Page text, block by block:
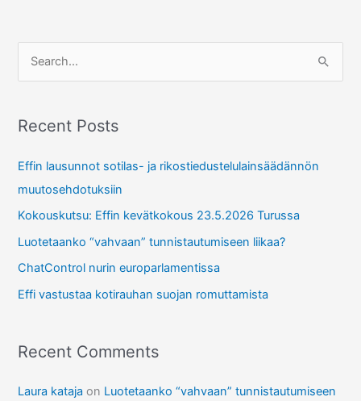
r
h
f
o
r
:
Recent Posts
Effin lausunnot sotilas- ja rikostiedustelulainsäädännön
muutosehdotuksiin
Kokouskutsu: Effin kevätkokous 23.5.2026 Turussa
Luotetaanko “vahvaan” tunnistautumiseen liikaa?
ChatControl nurin europarlamentissa
Effi vastustaa kotirauhan suojan romuttamista
Recent Comments
Laura kataja on Luotetaanko “vahvaan” tunnistautumiseen